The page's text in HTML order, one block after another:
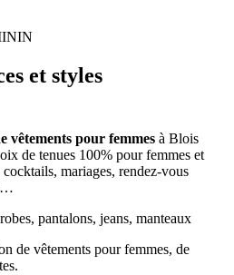
et styles
vêtements pour femmes à Blois
de tenues 100% pour femmes et
mariages, rendez-vous
pantalons, jeans, manteaux
de vêtements pour femmes, de